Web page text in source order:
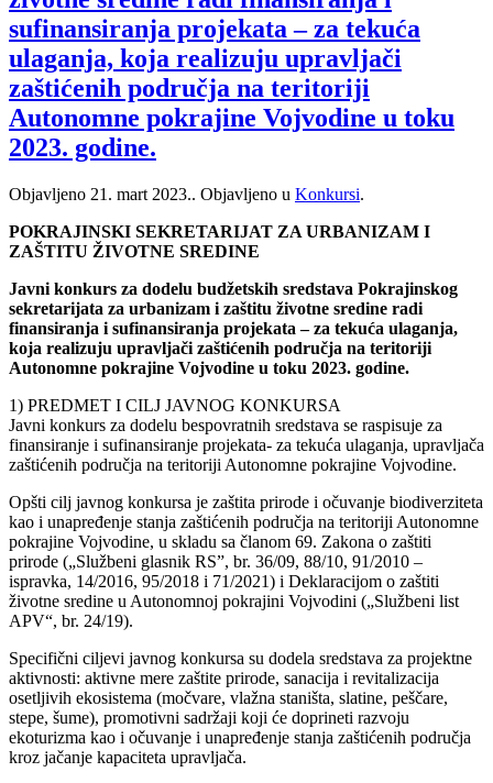
sufinansiranja projekata – za tekuća
ulaganja, koja realizuju upravljači
zaštićenih područja na teritoriji
Autonomne pokrajine Vojvodine u toku
2023. godine.
Objavljeno 21. mart 2023.. Objavljeno u Konkursi.
POKRAJINSKI SEKRETARIJAT ZA URBANIZAM I
ZAŠTITU ŽIVOTNE SREDINE
Javni konkurs za dodelu budžetskih sredstava Pokrajinskog
sekretarijata za urbanizam i zaštitu životne sredine radi
finansiranja i sufinansiranja projekata – za tekuća ulaganja,
koja realizuju upravljači zaštićenih područja na teritoriji
Autonomne pokrajine Vojvodine u toku 2023. godine.
1) PREDMET I CILJ JAVNOG KONKURSA
Javni konkurs za dodelu bespovratnih sredstava se raspisuje za
finansiranje i sufinansiranje projekata- za tekuća ulaganja, upravljača
zaštićenih područja na teritoriji Autonomne pokrajine Vojvodine.
Opšti cilj javnog konkursa je zaštita prirode i očuvanje biodiverziteta
kao i unapređenje stanja zaštićenih područja na teritoriji Autonomne
pokrajine Vojvodine, u skladu sa članom 69. Zakona o zaštiti
prirode („Službeni glasnik RS”, br. 36/09, 88/10, 91/2010 –
ispravka, 14/2016, 95/2018 i 71/2021) i Deklaracijom o zaštiti
životne sredine u Autonomnoj pokrajini Vojvodini („Službeni list
APV“, br. 24/19).
Specifični ciljevi javnog konkursa su dodela sredstava za projektne
aktivnosti: aktivne mere zaštite prirode, sanacija i revitalizacija
osetljivih ekosistema (močvare, vlažna staništa, slatine, peščare,
stepe, šume), promotivni sadržaji koji će doprineti razvoju
ekoturizma kao i očuvanje i unapređenje stanja zaštićenih područja
kroz jačanje kapaciteta upravljača.